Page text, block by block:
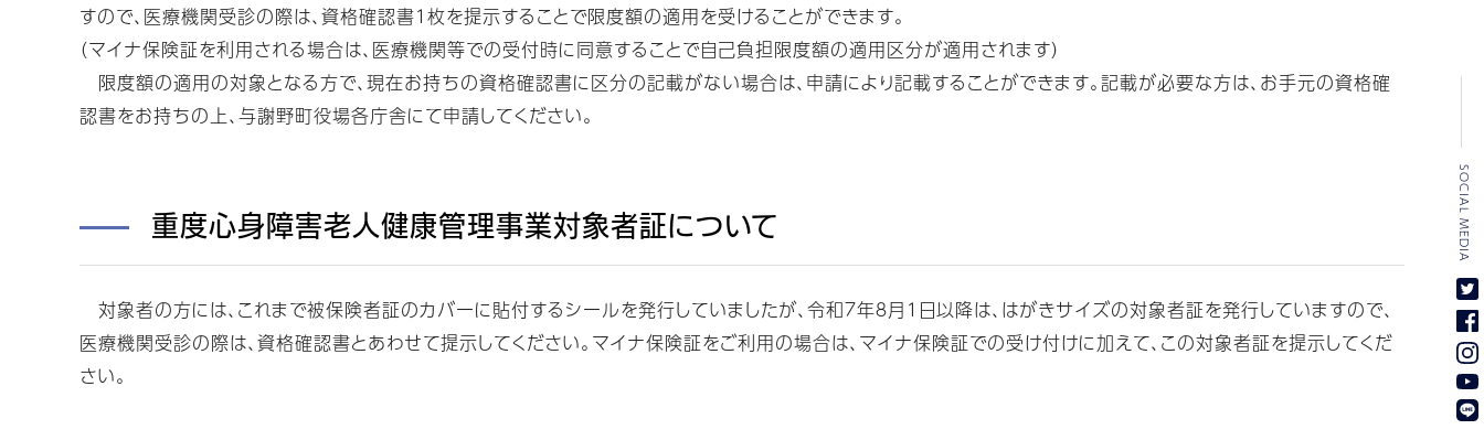
すので、医療機関受診の際は、資格確認書１枚を提示することで限度額の適用を受けることができます。
（マイナ保険証を利用される場合は、医療機関等での受付時に同意することで自己負担限度額の適用区分が適用されます）
限度額の適用の対象となる方で、現在お持ちの資格確認書に区分の記載がない場合は、申請により記載することができます。記載が必要な方は、お手元の資格確
認書をお持ちの上、与謝野町役場各庁舎にて申請してください。
重度心身障害老人健康管理事業対象者証について
対象者の方には、これまで被保険者証のカバーに貼付するシールを発行していましたが、令和７年８月１日以降は、はがきサイズの対象者証を発行していますので、
医療機関受診の際は、資格確認書とあわせて提示してください。マイナ保険証をご利用の場合は、マイナ保険証での受け付けに加えて、この対象者証を提示してくだ
さい。
SOCIAL MEDIA